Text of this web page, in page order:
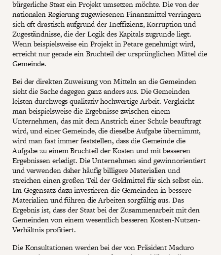
bürgerliche Staat ein Projekt umsetzen möchte. Die von der
nationalen Regierung zugewiesenen Finanzmittel verringern
sich oft drastisch aufgrund der Ineffizienz, Korruption und
Zugeständnisse, die der Logik des Kapitals zugrunde liegt.
Wenn beispielsweise ein Projekt in Petare genehmigt wird,
erreicht nur gerade ein Bruchteil der ursprünglichen Mittel die
Gemeinde.
Bei der direkten Zuweisung von Mitteln an die Gemeinden
sieht die Sache dagegen ganz anders aus. Die Gemeinden
leisten durchwegs qualitativ hochwertige Arbeit. Vergleicht
man beispielsweise die Ergebnisse zwischen einem
Unternehmen, das mit dem Anstrich einer Schule beauftragt
wird, und einer Gemeinde, die dieselbe Aufgabe übernimmt,
wird man fast immer feststellen, dass die Gemeinde die
Aufgabe zu einem Bruchteil der Kosten und mit besseren
Ergebnissen erledigt. Die Unternehmen sind gewinnorientiert
und verwenden daher häufig billigere Materialien und
streichen einen großen Teil der Geldmittel für sich selbst ein.
Im Gegensatz dazu investieren die Gemeinden in bessere
Materialien und führen die Arbeiten sorgfältig aus. Das
Ergebnis ist, dass der Staat bei der Zusammenarbeit mit den
Gemeinden von einem wesentlich besseren Kosten-Nutzen-
Verhältnis profitiert.
Die Konsultationen werden bei der von Präsident Maduro